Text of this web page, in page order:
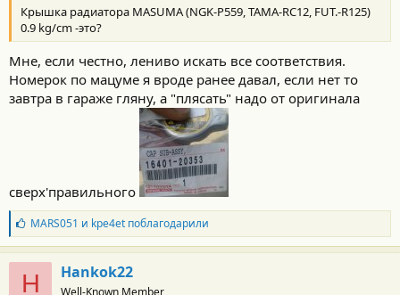
Крышка радиатора MASUMA (NGK-P559, TAMA-RC12, FUT.-R125)
0.9 kg/cm -это?
Мне, если честно, лениво искать все соответствия.
Номерок по мацуме я вроде ранее давал, если нет то
завтра в гараже гляну, а "плясать" надо от оригинала
сверх'правильного
Б
л
а
г
о
MARS051 и kpe4etпоблагодарили
H Hankok22
Well-Known Member